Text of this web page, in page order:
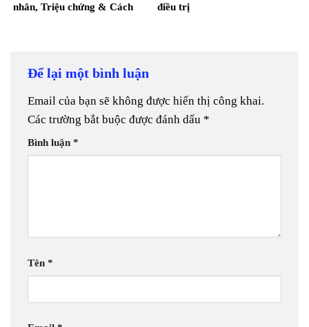
nhân, Triệu chứng & Cách
điều trị
Để lại một bình luận
Email của bạn sẽ không được hiển thị công khai.
Các trường bắt buộc được đánh dấu *
Bình luận *
Tên *